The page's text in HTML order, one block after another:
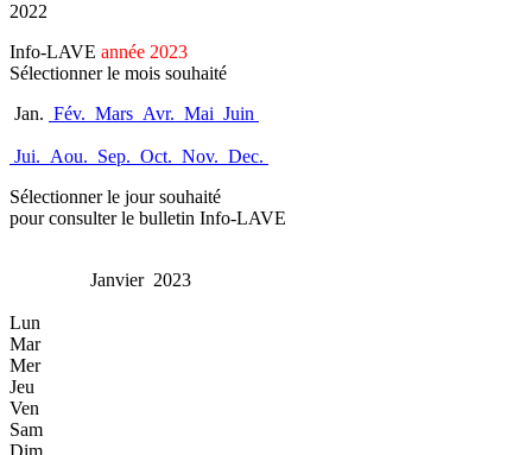
2022
Info-LAVE année 2023
Sélectionner le mois souhaité
Jan. Fév. Mars Avr. Mai Juin
Jui. Aou. Sep. Oct. Nov. Dec.
Sélectionner le jour souhaité
pour consulter le bulletin Info-LAVE
Janvier 2023
Lun
Mar
Mer
Jeu
Ven
Sam
Dim